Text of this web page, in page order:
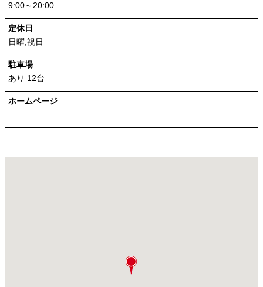
9:00～20:00
定休日
日曜,祝日
駐車場
あり 12台
ホームページ